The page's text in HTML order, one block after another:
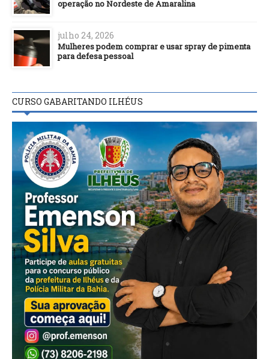
operação no Nordeste de Amaralina
julho 24, 2026
Mulheres podem comprar e usar spray de pimenta
para defesa pessoal
CURSO GABARITANDO ILHÉUS